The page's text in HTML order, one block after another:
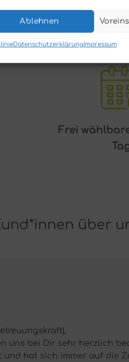
Ablehnen
DatenschutzerklärungImpressum
Frei
über
Damen und Herren,
und ich sind uns einig,
außerordentlich